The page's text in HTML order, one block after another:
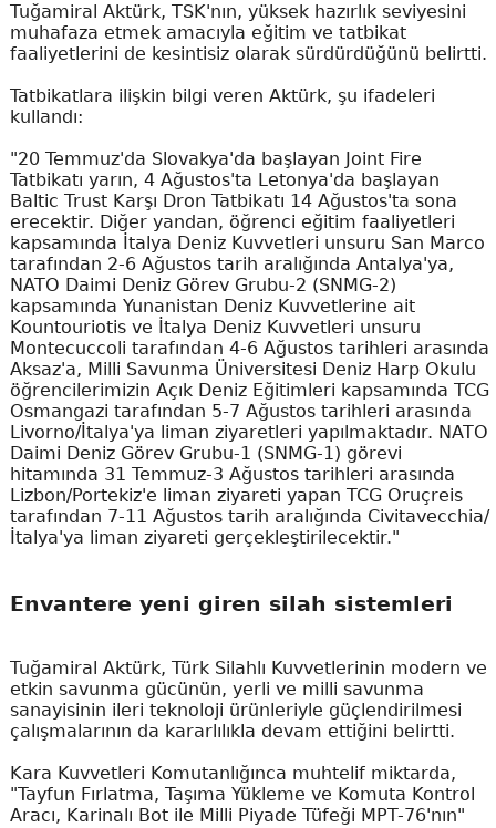
Tuğamiral Aktürk, TSK'nın, yüksek hazırlık seviyesini
muhafaza etmek amacıyla eğitim ve tatbikat
faaliyetlerini de kesintisiz olarak sürdürdüğünü belirtti.
Tatbikatlara ilişkin bilgi veren Aktürk, şu ifadeleri
kullandı:
"20 Temmuz'da Slovakya'da başlayan Joint Fire
Tatbikatı yarın, 4 Ağustos'ta Letonya'da başlayan
Baltic Trust Karşı Dron Tatbikatı 14 Ağustos'ta sona
erecektir. Diğer yandan, öğrenci eğitim faaliyetleri
kapsamında İtalya Deniz Kuvvetleri unsuru San Marco
tarafından 2-6 Ağustos tarih aralığında Antalya'ya,
NATO Daimi Deniz Görev Grubu-2 (SNMG-2)
kapsamında Yunanistan Deniz Kuvvetlerine ait
Kountouriotis ve İtalya Deniz Kuvvetleri unsuru
Montecuccoli tarafından 4-6 Ağustos tarihleri arasında
Aksaz'a, Milli Savunma Üniversitesi Deniz Harp Okulu
öğrencilerimizin Açık Deniz Eğitimleri kapsamında TCG
Osmangazi tarafından 5-7 Ağustos tarihleri arasında
Livorno/İtalya'ya liman ziyaretleri yapılmaktadır. NATO
Daimi Deniz Görev Grubu-1 (SNMG-1) görevi
hitamında 31 Temmuz-3 Ağustos tarihleri arasında
Lizbon/Portekiz'e liman ziyareti yapan TCG Oruçreis
tarafından 7-11 Ağustos tarih aralığında Civitavecchia/
İtalya'ya liman ziyareti gerçekleştirilecektir."
Envantere yeni giren silah sistemleri
Tuğamiral Aktürk, Türk Silahlı Kuvvetlerinin modern ve
etkin savunma gücünün, yerli ve milli savunma
sanayisinin ileri teknoloji ürünleriyle güçlendirilmesi
çalışmalarının da kararlılıkla devam ettiğini belirtti.
Kara Kuvvetleri Komutanlığınca muhtelif miktarda,
"Tayfun Fırlatma, Taşıma Yükleme ve Komuta Kontrol
Aracı, Karinalı Bot ile Milli Piyade Tüfeği MPT-76'nın"